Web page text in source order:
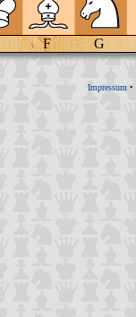
F G
Impressum •